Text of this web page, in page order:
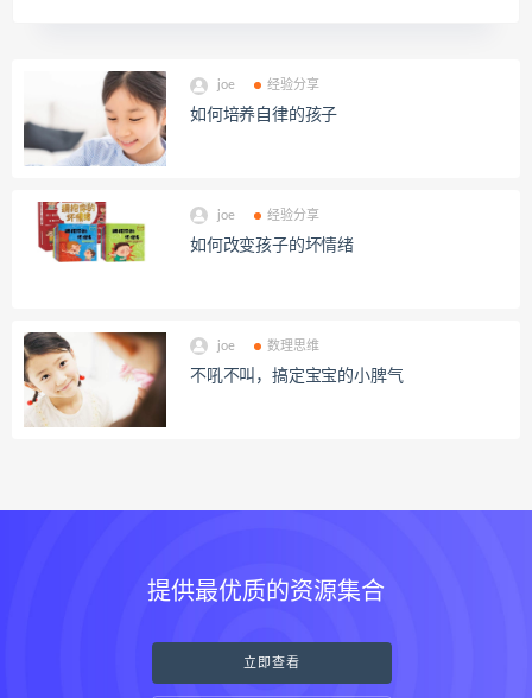
joe 经验分享
如何培养自律的孩子
joe 经验分享
如何改变孩子的坏情绪
joe 数理思维
不吼不叫，搞定宝宝的小脾气
提供最优质的资源集合
立即查看